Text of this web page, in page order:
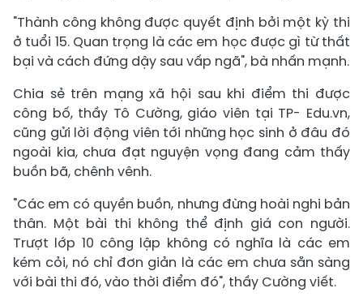
"Thành công không được quyết định bởi một kỳ thi
ở tuổi 15. Quan trọng là các em học được gì từ thất
bại và cách đứng dậy sau vấp ngã", bà nhấn mạnh.
Chia sẻ trên mạng xã hội sau khi điểm thi được
công bố, thầy Tô Cường, giáo viên tại TP- Edu.vn,
cũng gửi lời động viên tới những học sinh ở đâu đó
ngoài kia, chưa đạt nguyện vọng đang cảm thấy
buồn bã, chênh vênh.
"Các em có quyền buồn, nhưng đừng hoài nghi bản
thân. Một bài thi không thể định giá con người.
Trượt lớp 10 công lập không có nghĩa là các em
kém cỏi, nó chỉ đơn giản là các em chưa sẵn sàng
với bài thi đó, vào thời điểm đó", thầy Cường viết.